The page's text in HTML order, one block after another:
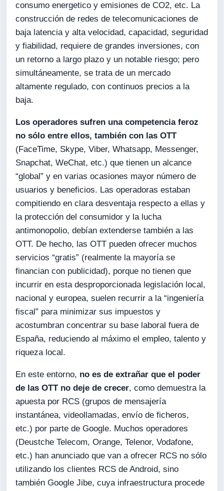
consumo energetico y emisiones de CO2, etc. La
construcción de redes de telecomunicaciones de
baja latencia y alta velocidad, capacidad, seguridad
y fiabilidad, requiere de grandes inversiones, con
un retorno a largo plazo y un notable riesgo; pero
simultáneamente, se trata de un mercado
altamente regulado, con continuos precios a la
baja.
Los operadores sufren una competencia feroz
no sólo entre ellos, también con las OTT
(FaceTime, Skype, Viber, Whatsapp, Messenger,
Snapchat, WeChat, etc.) que tienen un alcance
“global” y en varias ocasiones mayor número de
usuarios y beneficios. Las operadoras estaban
compitiendo en clara desventaja respecto a ellas y
la protección del consumidor y la lucha
antimonopolio, debían extenderse también a las
OTT. De hecho, las OTT pueden ofrecer muchos
servicios “gratis” (realmente la mayoría se
financian con publicidad), porque no tienen que
incurrir en esta desproporcionada legislación local,
nacional y europea, suelen recurrir a la “ingeniería
fiscal” para minimizar sus impuestos y
acostumbran concentrar su base laboral fuera de
España, reduciendo al máximo el empleo, talento y
riqueza local.
En este entorno, no es de extrañar que el poder
de las OTT no deje de crecer, como demuestra la
apuesta por RCS (grupos de mensajería
instantánea, videollamadas, envío de ficheros,
etc.) por parte de Google. Muchos operadores
(Deustche Telecom, Orange, Telenor, Vodafone,
etc.) han anunciado que van a ofrecer RCS no sólo
utilizando los clientes RCS de Android, sino
también Google Jibe, cuya infraestructura procede